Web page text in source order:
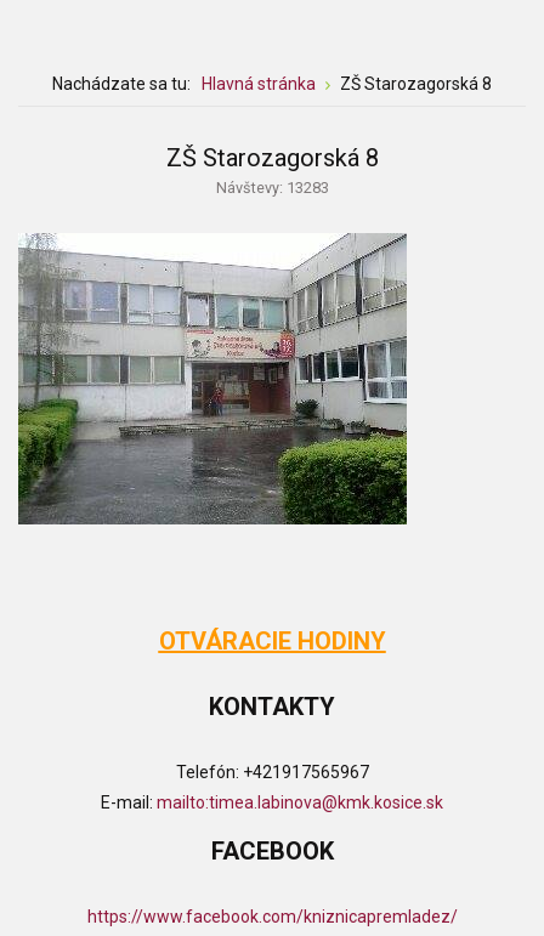
Nachádzate sa tu: Hlavná stránka ZŠ Starozagorská 8
ZŠ Starozagorská 8
Návštevy: 13283
OTVÁRACIE HODINY
KONTAKTY
Telefón: +421917565967
E-mail: mailto:timea.labinova@kmk.kosice.sk
FACEBOOK
https://www.facebook.com/kniznicapremladez/